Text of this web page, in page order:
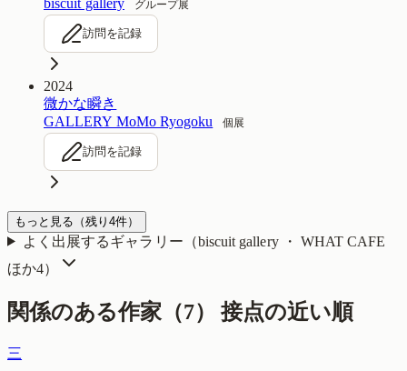
biscuit gallery グループ展
訪問を記録
2024
微かな瞬き
GALLERY MoMo Ryogoku
個展
訪問を記録
もっと見る （残り 4件）
よく出展するギャラリー（biscuit gallery ・ WHAT CAFE
ほか4）
関係のある作家（7） 接点の近い順
三